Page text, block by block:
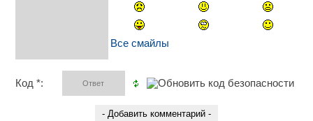
Все смайлы
Код *: